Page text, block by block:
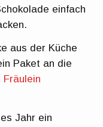
einfach
aus der Küche
Paket an die
Fräulein
Jahr ein